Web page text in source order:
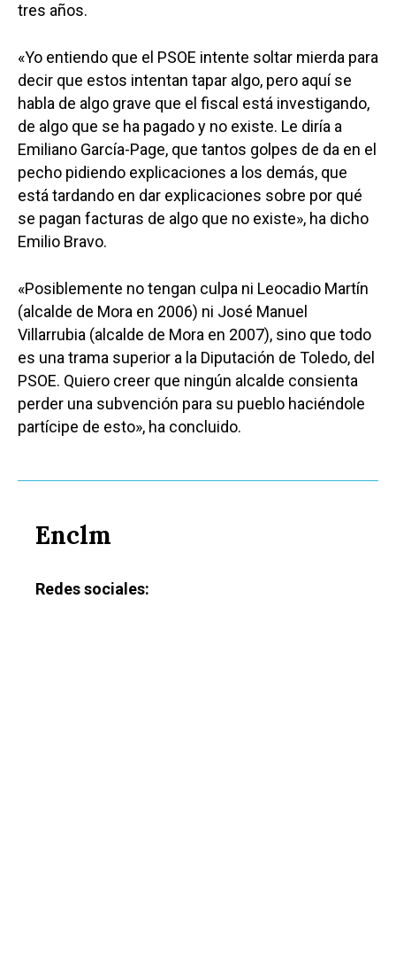
tres años.
«Yo entiendo que el PSOE intente soltar mierda para
decir que estos intentan tapar algo, pero aquí se
habla de algo grave que el fiscal está investigando,
de algo que se ha pagado y no existe. Le diría a
Emiliano García-Page, que tantos golpes de da en el
pecho pidiendo explicaciones a los demás, que
está tardando en dar explicaciones sobre por qué
se pagan facturas de algo que no existe», ha dicho
Emilio Bravo.
«Posiblemente no tengan culpa ni Leocadio Martín
(alcalde de Mora en 2006) ni José Manuel
Villarrubia (alcalde de Mora en 2007), sino que todo
es una trama superior a la Diputación de Toledo, del
PSOE. Quiero creer que ningún alcalde consienta
perder una subvención para su pueblo haciéndole
partícipe de esto», ha concluido.
Enclm
Redes sociales: